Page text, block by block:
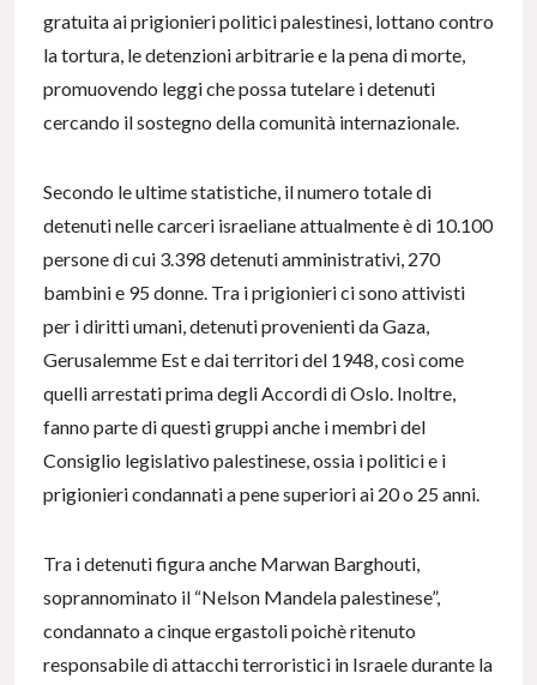
gratuita ai prigionieri politici palestinesi, lottano contro
la tortura, le detenzioni arbitrarie e la pena di morte,
promuovendo leggi che possa tutelare i detenuti
cercando il sostegno della comunità internazionale.
Secondo le ultime statistiche, il numero totale di
detenuti nelle carceri israeliane attualmente è di 10.100
persone di cui 3.398 detenuti amministrativi, 270
bambini e 95 donne. Tra i prigionieri ci sono attivisti
per i diritti umani, detenuti provenienti da Gaza,
Gerusalemme Est e dai territori del 1948, così come
quelli arrestati prima degli Accordi di Oslo. Inoltre,
fanno parte di questi gruppi anche i membri del
Consiglio legislativo palestinese, ossia i politici e i
prigionieri condannati a pene superiori ai 20 o 25 anni.
Tra i detenuti figura anche Marwan Barghouti,
soprannominato il “Nelson Mandela palestinese”,
condannato a cinque ergastoli poichè ritenuto
responsabile di attacchi terroristici in Israele durante la